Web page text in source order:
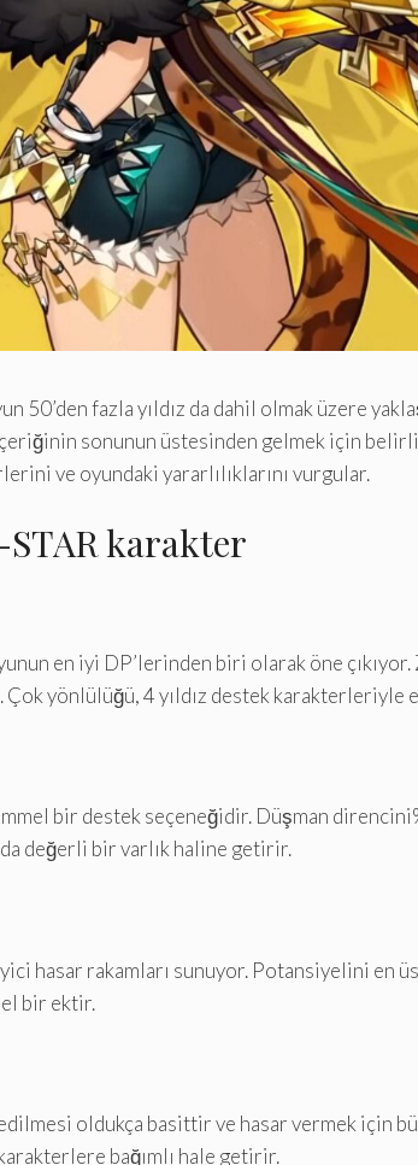
50’den fazla yıldız da dahil olmak üzere
sonunun üstesinden gelmek için
ve oyundaki yararlılıklarını vurgular.
karakter
en iyi DP’lerinden biri olarak öne
Çok yönlülüğü, 4 yıldız destek
bir destek seçeneğidir. Düşman
değerli bir varlık haline getirir.
hasar rakamları sunuyor. Potansiyelini en
bir ektir.
oldukça basittir ve hasar vermek için
bağımlı hale getirir.